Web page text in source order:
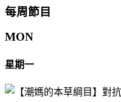
每周節目
MON
星期一